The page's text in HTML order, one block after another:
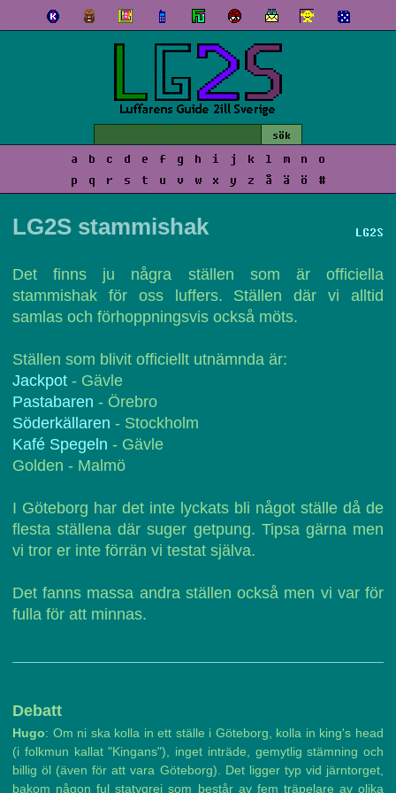
a b c d e f g h i j k l m n
o
p
q r s t u v w x y z å ä ö #
LG2S
LG2S stammishak
Det finns ju några ställen som är officiella
stammishak för oss luffers. Ställen där vi alltid
samlas och förhoppningsvis också möts.
Ställen som blivit officiellt utnämnda är:
Jackpot - Gävle
Pastabaren - Örebro
Söderkällaren - Stockholm
Kafé Spegeln - Gävle
Golden - Malmö
I Göteborg har det inte lyckats bli något ställe då de
flesta ställena där suger getpung. Tipsa gärna men
vi tror er inte förrän vi testat själva.
Det fanns massa andra ställen också men vi var för
fulla för att minnas.
Debatt
Hugo: Om ni ska kolla in ett ställe i Göteborg, kolla in king's head
(i folkmun kallat "Kingans"), inget inträde, gemytlig stämning och
billig öl (även för att vara Göteborg). Det ligger typ vid järntorget,
bakom någon ful statygrej som består av fem träpelare av olika